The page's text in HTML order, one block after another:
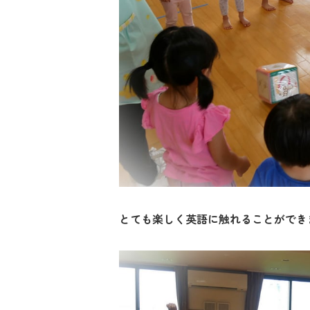
とても楽しく英語に触れることがで